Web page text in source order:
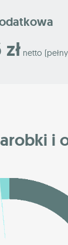
netto
i